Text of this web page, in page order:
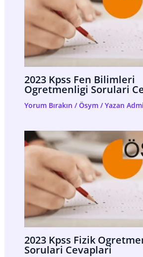
2023 Kpss Fen Bilimleri
Ogretmenligi Sorulari
Yorum Bırakın /Ösym/ Yazan
2023 Kpss Fizik
Sorulari Cevaplari